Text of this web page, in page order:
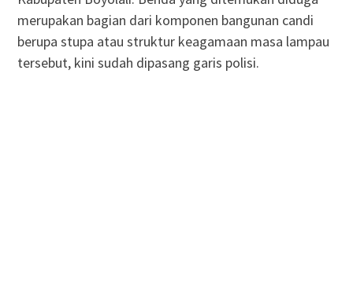
merupakan bagian dari komponen bangunan candi
berupa stupa atau struktur keagamaan masa lampau
tersebut, kini sudah dipasang garis polisi.